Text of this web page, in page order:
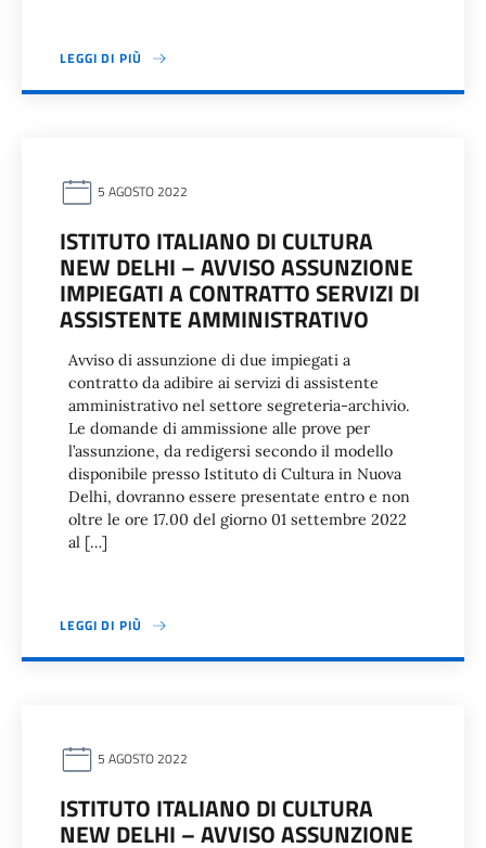
LEGGI DI PIÙ
5 AGOSTO 2022
ISTITUTO ITALIANO DI CULTURA
NEW DELHI – AVVISO ASSUNZIONE
IMPIEGATI A CONTRATTO SERVIZI DI
ASSISTENTE AMMINISTRATIVO
Avviso di assunzione di due impiegati a
contratto da adibire ai servizi di assistente
amministrativo nel settore segreteria-archivio.
Le domande di ammissione alle prove per
l’assunzione, da redigersi secondo il modello
disponibile presso Istituto di Cultura in Nuova
Delhi, dovranno essere presentate entro e non
oltre le ore 17.00 del giorno 01 settembre 2022
al […]
LEGGI DI PIÙ
5 AGOSTO 2022
ISTITUTO ITALIANO DI CULTURA
NEW DELHI – AVVISO ASSUNZIONE